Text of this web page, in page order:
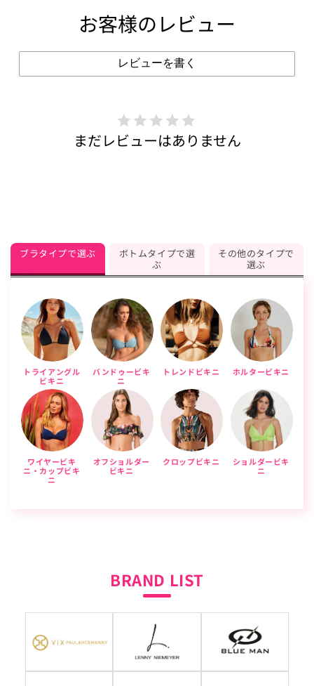
お客様のレビュー
レビューを書く
まだレビューはありません
ブラタイプで選ぶ
ボトムタイプで選
ぶ
その他のタイプで
選ぶ
トライアングル
ビキニ
バンドゥービキ
ニ
トレンドビキニ ホルタービキニ
ワイヤービキ
ニ・カップビキ
ニ
オフショルダー
ビキニ
クロップビキニ
ショルダービキ
ニ
BRAND LIST